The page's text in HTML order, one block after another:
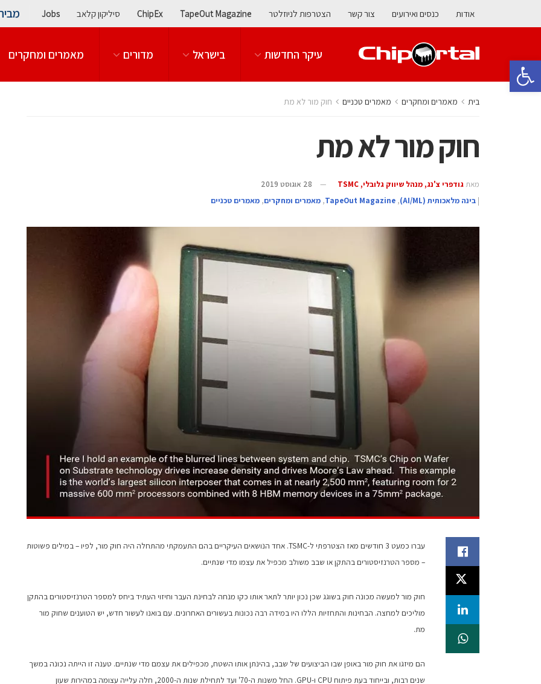
פתח סרגל נגישות
אודות כנסים ואירועים צור קשר הצטרפות לניוזלטר TapeOut Magazine
ChipEx סיליקון קלאב Jobs
עיקר החדשות בישראל מדורים מאמרים ומחקרים
בית מאמרים ומחקרים מאמרים טכניים חוק מור לא מת
חוק מור לא מת
מאת גודפרי צ'נג, מנהל שיווק גלובלי, TSMC
28 אוגוסט 2019
| בינה מלאכותית (AI/ML) ,
TapeOut Magazine
, מאמרים ומחקרים, מאמרים טכניים
עברו כמעט 3 חודשים מאז הצטרפתי ל-TSMC. אחד הנושאים העיקריים בהם התעמקתי מהתחלה היה חוק מור, לפיו – במילים פשוטות
– מספר הטרנזיסטורים בהתקן או שבב משולב מכפיל את עצמו מדי שנתיים.
חוק מור למעשה מכונה חוק בשוגג שכן נכון יותר לתאר אותו כקו מנחה לבחינת העבר וחיזוי העתיד ביחס למספר הטרנזיסטורים בהתקן
מוליכים למחצה. הבחינות והתחזיות הללו היו במידה רבה נכונות בעשורים האחרונים. עם בואנו לעשור חדש, יש הטוענים שחוק מור
מת.
הם מיזגו את חוק מור באופן שבו הביצועים של שבב, בהינתן אותו השטח, מכפילים את עצמם מדי שנתיים. טענה זו הייתה נכונה במשך
שנים רבות, ובייחוד בעת פיתוח CPU ו-GPU. החל משנות ה-70' ועד לתחילת שנות ה-2000, חלה עלייה עצומה במהירות שעון